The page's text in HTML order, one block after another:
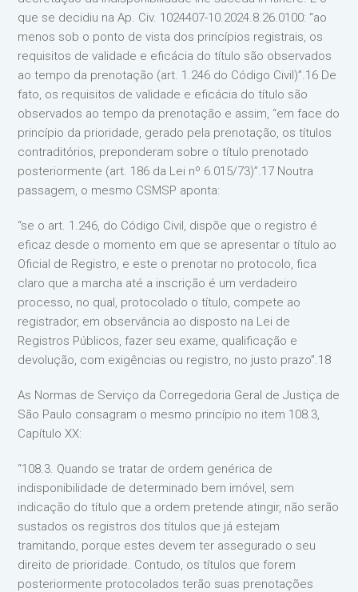
que se decidiu na Ap. Civ. 1024407-10.2024.8.26.0100: “ao
menos sob o ponto de vista dos princípios registrais, os
requisitos de validade e eficácia do título são observados
ao tempo da prenotação (art. 1.246 do Código Civil)”.16 De
fato, os requisitos de validade e eficácia do título são
observados ao tempo da prenotação e assim, “em face do
princípio da prioridade, gerado pela prenotação, os títulos
contraditórios, preponderam sobre o título prenotado
posteriormente (art. 186 da Lei nº 6.015/73)”.17 Noutra
passagem, o mesmo CSMSP aponta:
“se o art. 1.246, do Código Civil, dispõe que o registro é
eficaz desde o momento em que se apresentar o título ao
Oficial de Registro, e este o prenotar no protocolo, fica
claro que a marcha até a inscrição é um verdadeiro
processo, no qual, protocolado o título, compete ao
registrador, em observância ao disposto na Lei de
Registros Públicos, fazer seu exame, qualificação e
devolução, com exigências ou registro, no justo prazo”.18
As Normas de Serviço da Corregedoria Geral de Justiça de
São Paulo consagram o mesmo princípio no item 108.3,
Capítulo XX:
“108.3. Quando se tratar de ordem genérica de
indisponibilidade de determinado bem imóvel, sem
indicação do título que a ordem pretende atingir, não serão
sustados os registros dos títulos que já estejam
tramitando, porque estes devem ter assegurado o seu
direito de prioridade. Contudo, os títulos que forem
posteriormente protocolados terão suas prenotações